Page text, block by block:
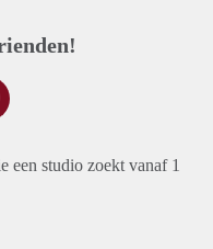
een studio zoekt vanaf 1